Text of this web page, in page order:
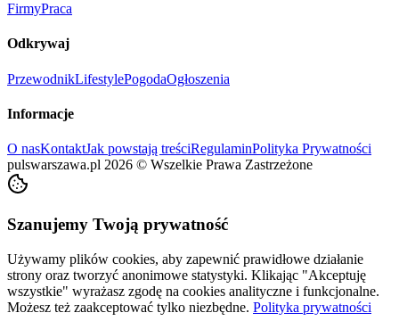
FirmyPraca
Odkrywaj
PrzewodnikLifestylePogodaOgłoszenia
Informacje
O nasKontaktJak powstają treściRegulaminPolityka Prywatności
pulswarszawa.pl 2026 © Wszelkie Prawa Zastrzeżone
Szanujemy Twoją prywatność
Używamy plików cookies, aby zapewnić prawidłowe działanie
strony oraz tworzyć anonimowe statystyki. Klikając "Akceptuję
wszystkie" wyrażasz zgodę na cookies analityczne i funkcjonalne.
Możesz też zaakceptować tylko niezbędne. Polityka prywatności